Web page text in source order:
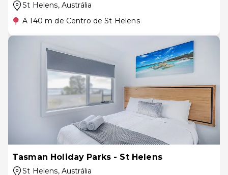
St Helens, Austrália
A 140 m de Centro de St Helens
Tasman Holiday Parks - St Helens
St Helens, Austrália